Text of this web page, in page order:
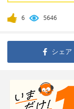
6 5646
シェア